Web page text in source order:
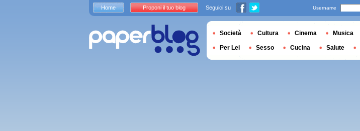
Home Proponi il tuo blog Seguici su Username
Società Cultura Cinema Musica
Per Lei Sesso Cucina Salute